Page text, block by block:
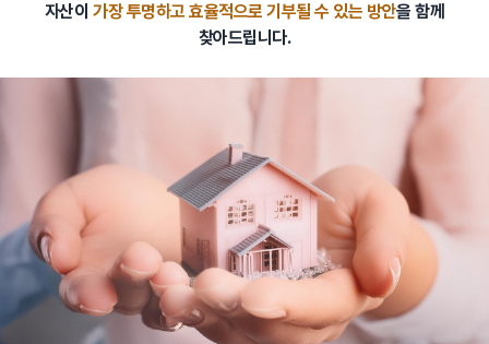
자산이 가장 투명하고 효율적으로 기부될 수 있는 방안을 함께
찾아드립니다.